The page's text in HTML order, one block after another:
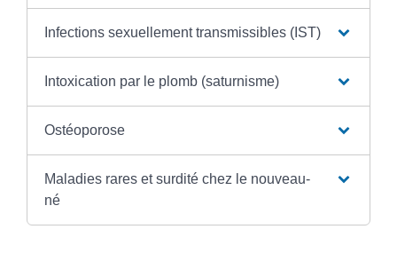
Infections sexuellement transmissibles (IST)
Intoxication par le plomb (saturnisme)
Ostéoporose
Maladies rares et surdité chez le nouveau-
né